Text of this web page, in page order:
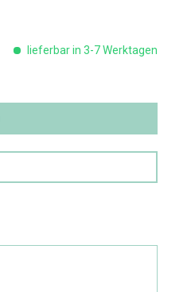
lieferbar in 3-7 Werktagen